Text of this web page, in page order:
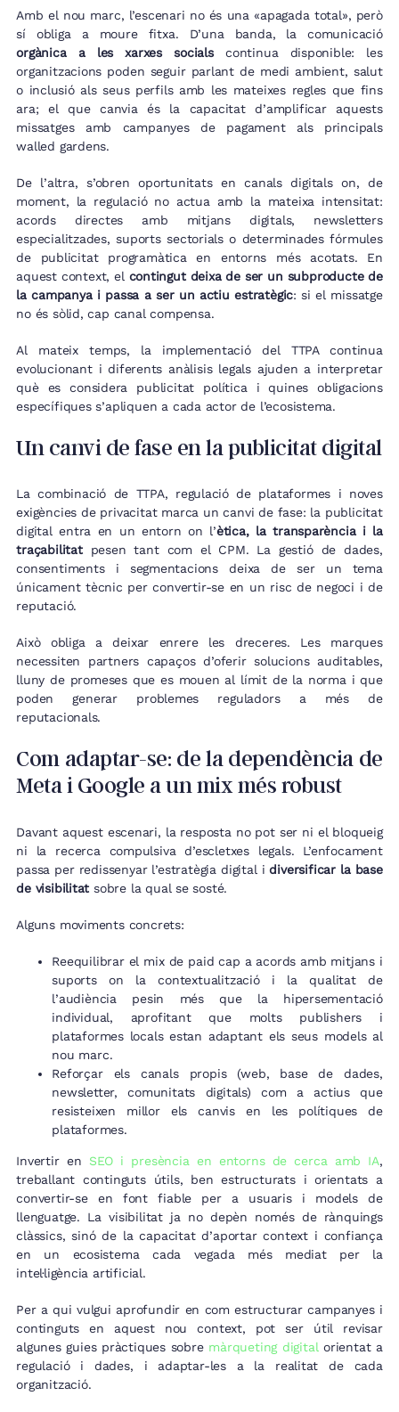
Amb el nou marc, l’escenari no és una «apagada total», però
sí obliga a moure fitxa. D’una banda, la comunicació
orgànica a les xarxes socialscontinua disponible: les
organitzacions poden seguir parlant de medi ambient, salut
o inclusió als seus perfils amb les mateixes regles que fins
ara; el que canvia és la capacitat d’amplificar aquests
missatges amb campanyes de pagament als principals
walled gardens.
De l’altra, s’obren oportunitats en canals digitals on, de
moment, la regulació no actua amb la mateixa intensitat:
acords directes amb mitjans digitals, newsletters
especialitzades, suports sectorials o determinades fórmules
de publicitat programàtica en entorns més acotats. En
aquest context, el contingut deixa de ser un subproducte de
la campanya i passa a ser un actiu estratègic: si el missatge
no és sòlid, cap canal compensa.
Al mateix temps, la implementació del TTPA continua
evolucionant i diferents anàlisis legals ajuden a interpretar
què es considera publicitat política i quines obligacions
específiques s’apliquen a cada actor de l’ecosistema.
Un canvi de fase en la publicitat digital
La combinació de TTPA, regulació de plataformes i noves
exigències de privacitat marca un canvi de fase: la publicitat
digital entra en un entorn on l’ètica, la transparència i la
traçabilitatpesen tant com el CPM. La gestió de dades,
consentiments i segmentacions deixa de ser un tema
únicament tècnic per convertir-se en un risc de negoci i de
reputació.
Això obliga a deixar enrere les dreceres. Les marques
necessiten partners capaços d’oferir solucions auditables,
lluny de promeses que es mouen al límit de la norma i que
poden generar problemes reguladors a més de
reputacionals.
Com adaptar-se: de la dependència de
Meta i Google a un mix més robust
Davant aquest escenari, la resposta no pot ser ni el bloqueig
ni la recerca compulsiva d’escletxes legals. L’enfocament
passa per redissenyar l’estratègia digital idiversificar la base
de visibilitat sobre la qual se sosté.
Alguns moviments concrets:
Reequilibrar el mix de paid cap a acords amb mitjans i
suports on la contextualització i la qualitat de
l’audiència pesin més que la hipersementació
individual, aprofitant que molts publishers i
plataformes locals estan adaptant els seus models al
nou marc.
Reforçar els canals propis (web, base de dades,
newsletter, comunitats digitals) com a actius que
resisteixen millor els canvis en les polítiques de
plataformes.
Invertir en SEO i presència en entorns de cerca amb IA,
treballant continguts útils, ben estructurats i orientats a
convertir-se en font fiable per a usuaris i models de
llenguatge. La visibilitat ja no depèn només de rànquings
clàssics, sinó de la capacitat d’aportar context i confiança
en un ecosistema cada vegada més mediat per la
intel·ligència artificial.
Per a qui vulgui aprofundir en com estructurar campanyes i
continguts en aquest nou context, pot ser útil revisar
algunes guies pràctiques sobre màrqueting digital orientat a
regulació i dades, i adaptar-les a la realitat de cada
organització.